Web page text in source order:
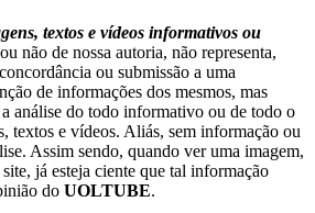
textos e vídeos informativos ou
não de nossa autoria, não representa,
ou submissão a uma
de informações dos mesmos, mas
análise do todo informativo ou de todo o
textos e vídeos. Aliás, sem informação ou
Assim sendo, quando ver uma imagem,
já esteja ciente que tal informação
do UOLTUBE.